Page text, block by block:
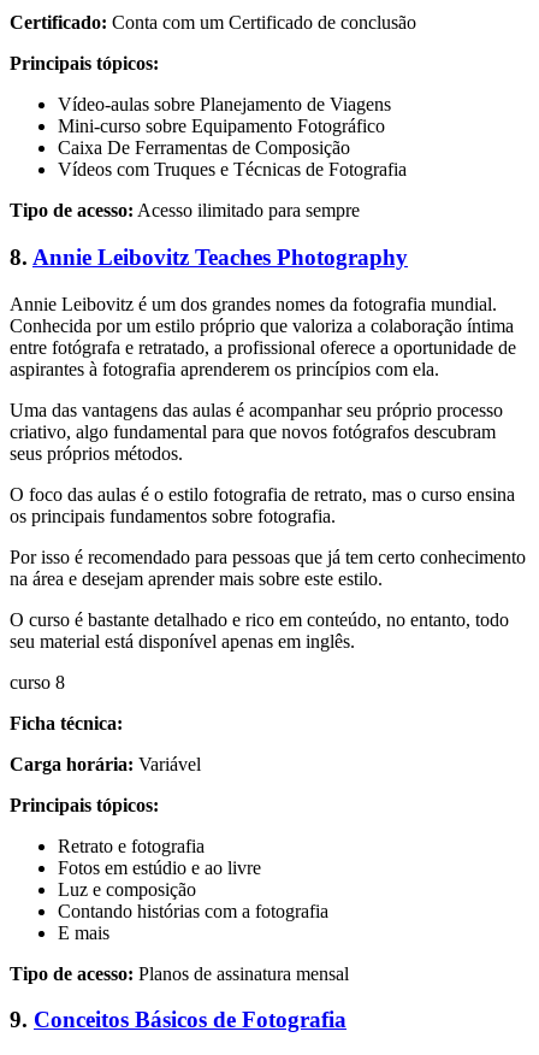
Certificado: Conta com um Certificado de conclusão
Principais tópicos:
Vídeo-aulas sobre Planejamento de Viagens
Mini-curso sobre Equipamento Fotográfico
Caixa De Ferramentas de Composição
Vídeos com Truques e Técnicas de Fotografia
Tipo de acesso: Acesso ilimitado para sempre
8. Annie Leibovitz Teaches Photography
Annie Leibovitz é um dos grandes nomes da fotografia mundial.
Conhecida por um estilo próprio que valoriza a colaboração íntima
entre fotógrafa e retratado, a profissional oferece a oportunidade de
aspirantes à fotografia aprenderem os princípios com ela.
Uma das vantagens das aulas é acompanhar seu próprio processo
criativo, algo fundamental para que novos fotógrafos descubram
seus próprios métodos.
O foco das aulas é o estilo fotografia de retrato, mas o curso ensina
os principais fundamentos sobre fotografia.
Por isso é recomendado para pessoas que já tem certo conhecimento
na área e desejam aprender mais sobre este estilo.
O curso é bastante detalhado e rico em conteúdo, no entanto, todo
seu material está disponível apenas em inglês.
curso 8
Ficha técnica:
Carga horária: Variável
Principais tópicos:
Retrato e fotografia
Fotos em estúdio e ao livre
Luz e composição
Contando histórias com a fotografia
E mais
Tipo de acesso: Planos de assinatura mensal
9. Conceitos Básicos de Fotografia